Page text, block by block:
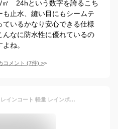
㎡ 24hという数字を誇るこち
止水、縫い目にもシームテ
いるかなり安心できる仕様
なに防水性に優れているの
ね。
コメント (7件) >
＜3年連続ランキング1位＞ レインコート 軽量 レインポンチョ ポンチョ 自転車 レディース 大人 ロング 通勤 通学 通園 小学生 中学生 高校生 大学生 入学祝い 入園祝い 前開き 梅雨 女子 バイク レインウェア レインぽんちょ おしゃれ ギフト 送迎 送料無料 プレゼント 台風